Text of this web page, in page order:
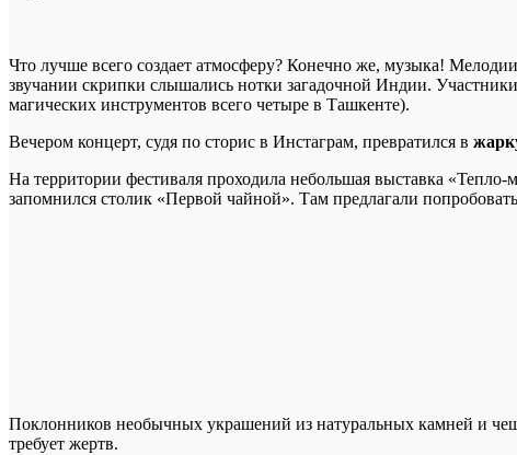
Что лучше всего создает атмосферу? Конечно же, музыка!
звучании скрипки слышались нотки загадочной Индии.
магических инструментов всего четыре в Ташкенте).
Вечером концерт, судя по сторис в Инстаграм, превратился в
На территории фестиваля проходила небольшая выставка
запомнился столик «Первой чайной». Там предлагали
Поклонников необычных украшений из натуральных камней и
требует жертв.